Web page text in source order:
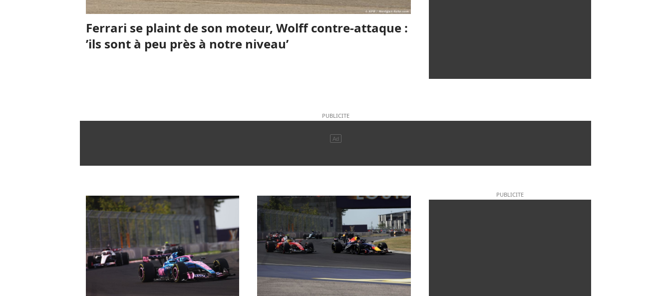
Ferrari se plaint de son moteur, Wolff contre-attaque :
’ils sont à peu près à notre niveau’